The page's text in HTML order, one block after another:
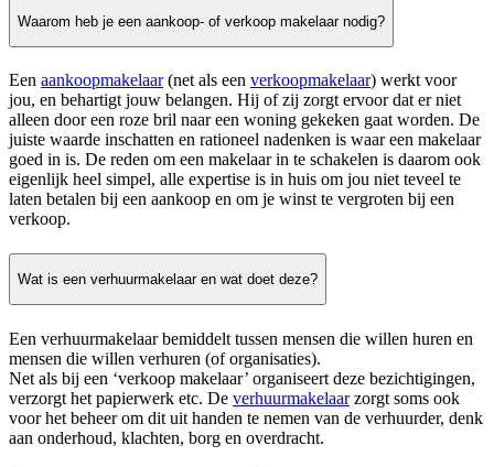
Waarom heb je een aankoop- of verkoop makelaar nodig?
Een aankoopmakelaar(net als een verkoopmakelaar) werkt voor
jou, en behartigt jouw belangen. Hij of zij zorgt ervoor dat er niet
alleen door een roze bril naar een woning gekeken gaat worden. De
juiste waarde inschatten en rationeel nadenken is waar een makelaar
goed in is. De reden om een makelaar in te schakelen is daarom ook
eigenlijk heel simpel, alle expertise is in huis om jou niet teveel te
laten betalen bij een aankoop en om je winst te vergroten bij een
verkoop.
Wat is een verhuurmakelaar en wat doet deze?
Een verhuurmakelaar bemiddelt tussen mensen die willen huren en
mensen die willen verhuren (of organisaties).
Net als bij een ‘verkoop makelaar’ organiseert deze bezichtigingen,
verzorgt het papierwerk etc. De verhuurmakelaarzorgt soms ook
voor het beheer om dit uit handen te nemen van de verhuurder, denk
aan onderhoud, klachten, borg en overdracht.